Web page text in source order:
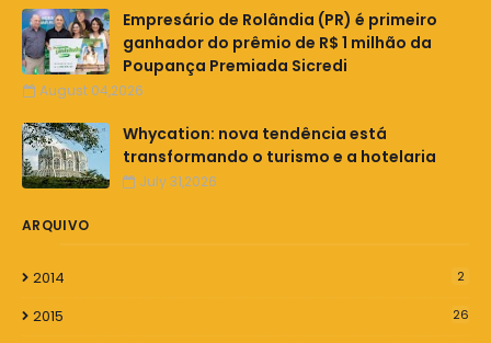
Empresário de Rolândia (PR) é primeiro
ganhador do prêmio de R$ 1 milhão da
Poupança Premiada Sicredi
August 04,2026
Whycation: nova tendência está
transformando o turismo e a hotelaria
July 31,2026
ARQUIVO
2014 2
2015 26